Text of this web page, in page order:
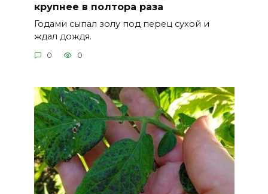
крупнее в полтора раза
Годами сыпал золу под перец сухой и
ждал дождя.
0 0